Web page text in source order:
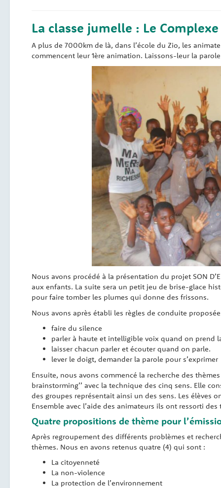
La classe jumelle : Le
A plus de 7000km de là, dans l’école du Zio, les
commencent leur 1ère animation. Laissons-leur la
Nous avons procédé à la présentation du projet SON
aux enfants. La suite sera un petit jeu de brise-glace
pour faire tomber les plumes qui donne des frissons.
Nous avons après établi les règles de conduite
faire du silence
parler à haute et intelligible voix quand on prend
laisser chacun parler et écouter quand on parle.
lever le doigt, demander la parole pour s’exprimer
Ensuite, nous avons commencé la recherche des
brainstorming’’ avec la technique des cinq sens. Elle
des groupes représentait ainsi un des sens. Les élèves
Ensemble avec l’aide des animateurs ils ont ressorti
Quatre propositions de thème pour
Après regroupement des différents problèmes et
thèmes. Nous en avons retenus quatre (4) qui sont :
La citoyenneté
La non-violence
La protection de l’environnement